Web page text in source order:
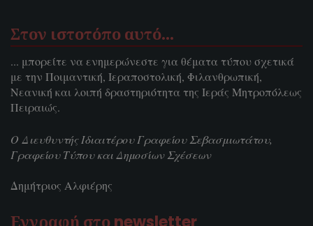
Στον ιστοτόπο αυτό…
... μπορείτε να ενημερώνεστε για θέματα τύπου σχετικά
με την Ποιμαντική, Ιεραποστολική, Φιλανθρωπική,
Νεανική και λοιπή δραστηριότητα της Ιεράς Μητροπόλεως
Πειραιώς.
Ο Διευθυντής Ιδιαιτέρου Γραφείου Σεβασμιωτάτου,
Γραφείου Τύπου και Δημοσίων Σχέσεων
Δημήτριος Αλφιέρης